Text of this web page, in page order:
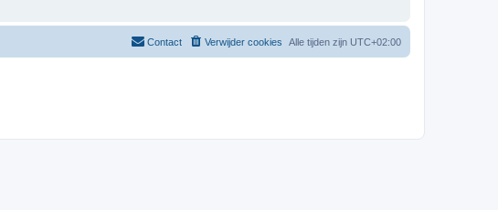
Alle tijden zijn UTC+02:00
Verwijder cookies
Contact